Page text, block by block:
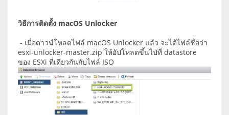
วิธีการติดตั้ง macOS Unlocker
- เมื่อดาวน์โหลดไฟล์ macOS Unlocker แล้ว จะได้ไฟล์ชื่อว่า
esxi-unlocker-master.zip ให้อัปโหลดขึ้นไปที่ datastore
ของ ESXi ที่เดียวกันกับไฟล์ ISO